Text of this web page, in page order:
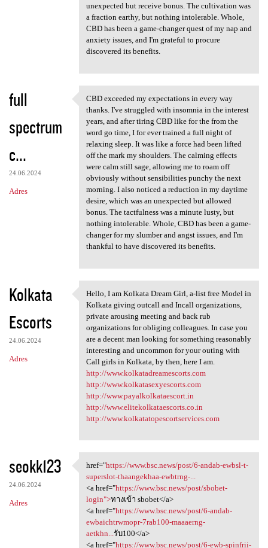
unexpected but receive bonus. The cultivation was
a fraction earthy, but nothing intolerable. Whole,
CBD has been a game-changer quest of my nap and
anxiety issues, and I'm grateful to procure
discovered its benefits.
full
spectrum
c...
24.06.2024
Adres
CBD exceeded my expectations
CBD exceeded my expectations in every way
thanks. I've struggled with insomnia in the interest
years, and after tiring CBD like for the from the
word go time, I for ever trained a full night of
relaxing sleep. It was like a force had been lifted
off the mark my shoulders. The calming effects
were calm still sage, allowing me to roam off
obviously without sensibilities punchy the next
morning. I also noticed a reduction in my daytime
desire, which was an unexpected but allowed
bonus. The tactfulness was a minute lusty, but
nothing intolerable. Whole, CBD has been a game-
changer for my slumber and angst issues, and I'm
thankful to have discovered its benefits.
Kolkata
Escorts
24.06.2024
Adres
Hello, I am Kolkata Dream
Hello, I am Kolkata Dream Girl, a-list free Model in
Kolkata giving outcall and Incall organizations,
private arousing meeting and back rub
organizations for obliging colleagues. In case you
are a decent man looking for something reasonably
interesting and uncommon for your outing with
Call girls in Kolkata, by then, here I am.
http://www.kolkatadreamescorts.com
http://www.kolkatasexyescorts.com
http://www.payalkolkataescort.in
http://www.elitekolkataescorts.co.in
http://www.kolkatatopescortservices.com
seokk123
24.06.2024
Adres
href="https://www.bsc.news
href="https://www.bsc.news/post/6-andab-ewbsl-t-
superslot-thaangekhaa-ewbtrng-...
<a href="https://www.bsc.news/post/sbobet-
login">ทางเข้า sbobet</a>
<a href="https://www.bsc.news/post/6-andab-
ewbaichtrwmopr-7rab100-maaaerng-
aetkhn...รับ100</a>
<a href="https://www.bsc.news/post/6-ewb-spinfrii-